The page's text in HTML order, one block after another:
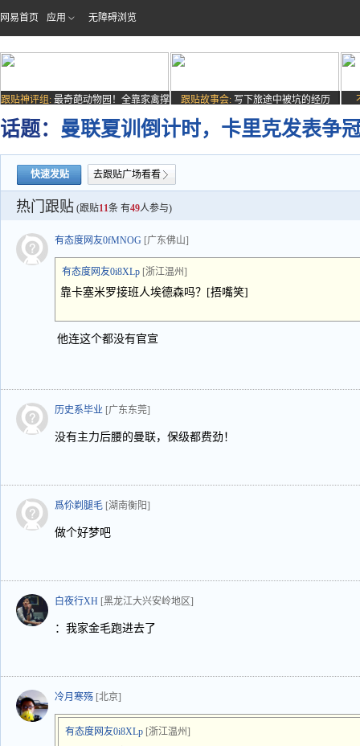
网易首页 应用 无障碍浏览
跟贴神评组: 最奇葩动物园！全靠家禽撑
场子
跟贴故事会: 写下旅途中被坑的经历
话题： 曼联夏训倒计时，卡里克发表争
快速发贴 去跟贴广场看看
热门跟贴 (跟贴11条 有49人参与)
有态度网友0fMNOG [广东佛山]
有态度网友0i8XLp [浙江温州]
靠卡塞米罗接班人埃德森吗？[捂嘴笑]
他连这个都没有官宣
历史系毕业 [广东东莞]
没有主力后腰的曼联，保级都费劲！
爲伱剃腿毛 [湖南衡阳]
做个好梦吧
白夜行XH [黑龙江大兴安岭地区]
：我家金毛跑进去了
冷月寒殇 [北京]
有态度网友0i8XLp [浙江温州]